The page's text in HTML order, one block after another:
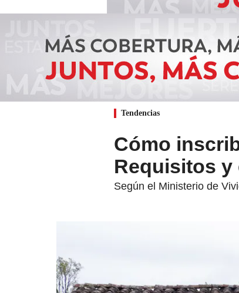
Tendencias
Cómo
Requisitos y
Según el Ministerio de